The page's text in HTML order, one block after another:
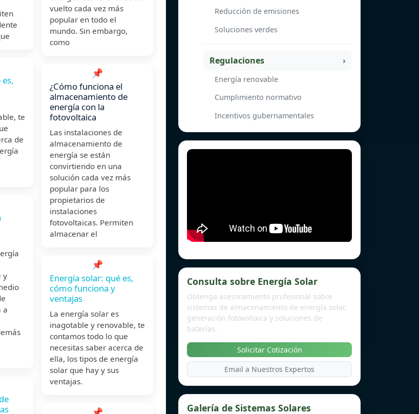
te
de
y
a
vuelto cada vez más
popular en todo el
mundo. Sin embargo,
como
📌
¿Cómo funciona el
almacenamiento de
energía con la
fotovoltaica
Las instalaciones de
almacenamiento de
energía se están
convirtiendo en una
solución cada vez más
popular para los
propietarios de
instalaciones
fotovoltaicas. Permiten
almacenar el
📌
Energía solar: qué es,
cómo funciona y
ventajas
La energía solar es
inagotable y renovable, te
contamos todo lo que
necesitas saber acerca de
ella, los tipos de energía
solar que hay y sus
ventajas.
Reducción de emisiones
Soluciones verdes
Regulaciones
Energía renovable
Cumplimiento normativo
Incentivos gubernamentales
Consulta sobre Energía Solar
Obtenga asesoramiento profesional sobre
sistemas de almacenamiento de energía solar,
generación fotovoltaica y soluciones de
baterías.
Solicitar Cotización
Email a Nuestros Expertos
Galería de Sistemas Solares